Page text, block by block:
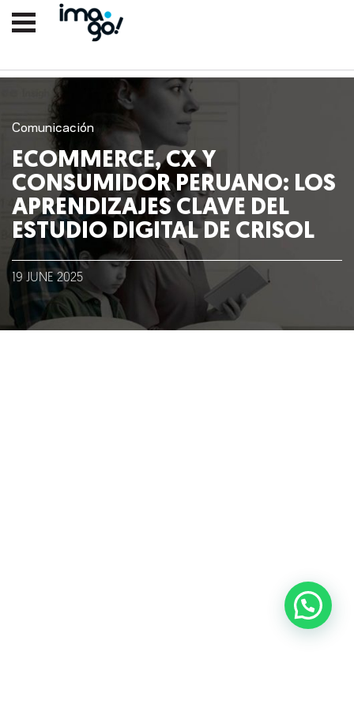
Nosotros
Clientes
Lo que hacemos
Comunicación
ECOMMERCE, CX Y
CONSUMIDOR PERUANO: LOS
APRENDIZAJES CLAVE DEL
ESTUDIO DIGITAL DE CRISOL
19 JUNE 2025